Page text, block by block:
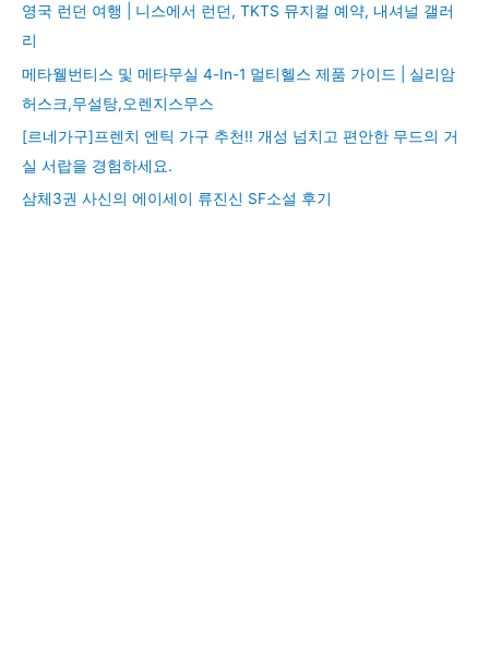
영국 런던 여행 | 니스에서 런던, TKTS 뮤지컬 예약, 내셔널 갤러
리
메타웰번티스 및 메타무실 4-In-1 멀티헬스 제품 가이드 | 실리암
허스크,무설탕,오렌지스무스
[르네가구]프렌치 엔틱 가구 추천!! 개성 넘치고 편안한 무드의 거
실 서랍을 경험하세요.
삼체3권 사신의 에이세이 류진신 SF소설 후기